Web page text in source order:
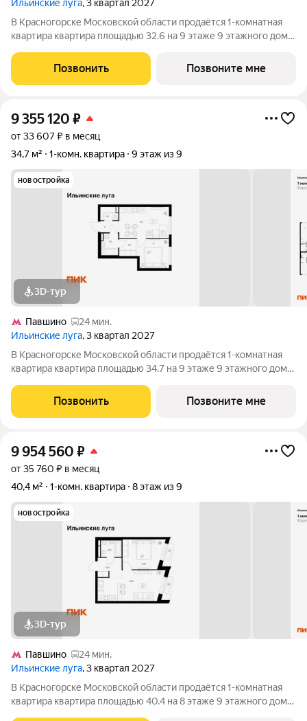
Ильинские луга, 3 квартал 2027
В Красногорске Московской области продаётся 1-комнатная
квартира квартира площадью 32.6 на 9 этаже 9 этажного дома
Удобное расположение 20 минут на автомобиле до станций
метро «Волоколамская»,
Позвонить Позвоните мне
9 355 120 ₽
от 33 607 ₽ в месяц
34,7 м²
1-комн. квартира 9 этаж из 9
новостройка
3D-тур
Павшино
24 мин.
Ильинские луга, 3 квартал 2027
В Красногорске Московской области продаётся 1-комнатная
квартира квартира площадью 34.7 на 9 этаже 9 этажного дома
Удобное расположение 20 минут на автомобиле до станций
метро «Волоколамская»,
Позвонить Позвоните мне
9 954 560 ₽
от 35 760 ₽ в месяц
40,4 м²
1-комн. квартира 8 этаж из 9
новостройка
3D-тур
Павшино
24 мин.
Ильинские луга, 3 квартал 2027
В Красногорске Московской области продаётся 1-комнатная
квартира квартира площадью 40.4 на 8 этаже 9 этажного дома